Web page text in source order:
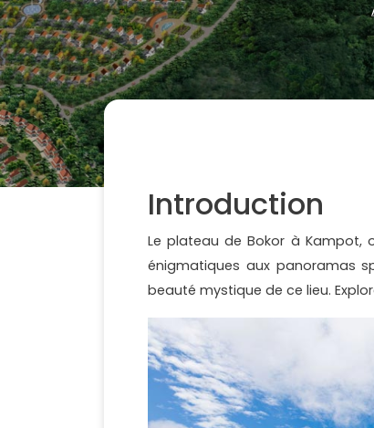
Introduction
Le plateau de Bokor à Kampot,
énigmatiques aux panoramas
beauté mystique de ce lieu.